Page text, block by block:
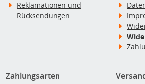
Reklamationen und
Rücksendungen
Zahlungsarten